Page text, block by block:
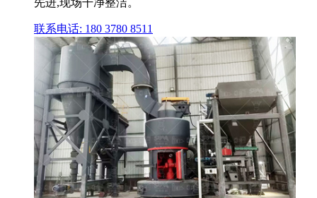
先进,现场干净整洁。
联系电话: 180 3780 8511